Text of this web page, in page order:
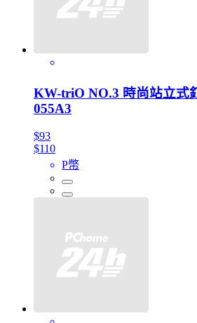
KW-triO NO.3 時尚站立式
055A3
$93
$110
P幣